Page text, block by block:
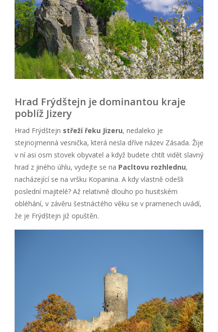
Hrad Frýdštejn je dominantou kraje
poblíž Jizery
Hrad Frýdštejn střeží řeku Jizeru, nedaleko je
stejnojmenná vesnička, která nesla dříve název Zásada. Žije
v ní asi osm stovek obyvatel a když budete chtít vidět slavný
hrad z jiného úhlu, vydejte se na Pacltovu rozhlednu,
nacházející se na vršku Kopanina. A kdy vlastně odešli
poslední majitelé? Až relativně dlouho po husitském
obléhání, v závěru šestnáctého věku se v pramenech uvádí,
že je Frýdštejn již opuštěn.